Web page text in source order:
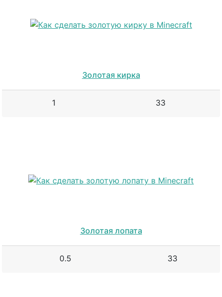
Золотая кирка
1 33
Золотая лопата
0.5 33